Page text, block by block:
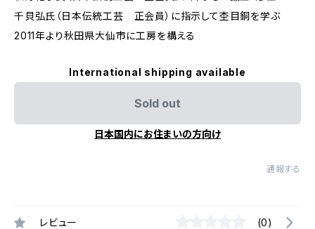
千貝弘氏（日本伝統工芸 正会員）に指示して杢目銅を学ぶ
2011年より秋田県大仙市に工房を構える
International shipping available
Sold out
日本国内にお住まいの方向け
通報する
レビュー (0)